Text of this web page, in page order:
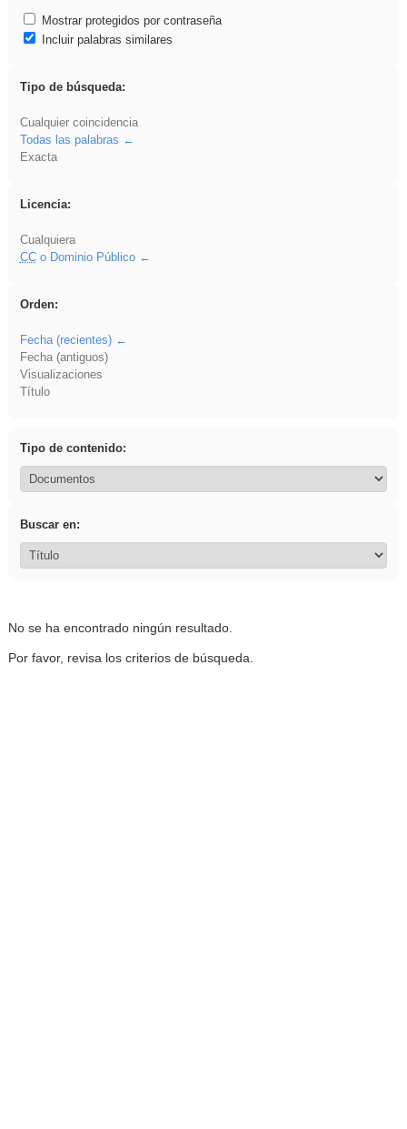
Mostrar protegidos por contraseña
Incluir palabras similares
Tipo de búsqueda:
Cualquier coincidencia
Todas las palabras
Exacta
Licencia:
Cualquiera
CCo Dominio Público
Orden:
Fecha (recientes)
Fecha (antiguos)
Visualizaciones
Título
Tipo de contenido:
Buscar en:
No se ha encontrado ningún resultado.
Por favor, revisa los criterios de búsqueda.